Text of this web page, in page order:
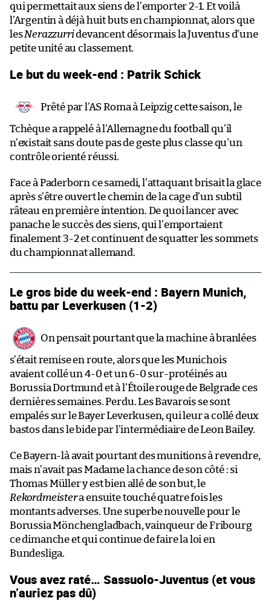
qui permettait aux siens de l’emporter 2-1. Et voilà
l’Argentin à déjà huit buts en championnat, alors que
lesNerazzurridevancent désormais la Juventus d’une
petite unité au classement.
Le but du week-end : Patrik Schick
Prêté par l’AS Roma à Leipzig cette saison, le
Tchèque a rappelé à l’Allemagne du football qu’il
n’existait sans doute pas de geste plus classe qu’un
contrôle orienté réussi.
Face à Paderborn ce samedi, l’attaquant brisait la glace
après s’être ouvert le chemin de la cage d’un subtil
râteau en première intention. De quoi lancer avec
panache le succès des siens, qui l’emportaient
finalement 3-2 et continuent de squatter les sommets
du championnat allemand.
Le gros bide du week-end : Bayern Munich,
battu par Leverkusen (1-2)
On pensait pourtant que la machine à branlées
s’était remise en route, alors que les Munichois
avaient collé un 4-0 et un 6-0 sur-protéinés au
Borussia Dortmund et à l’Étoile rouge de Belgrade ces
dernières semaines. Perdu. Les Bavarois se sont
empalés sur le Bayer Leverkusen, qui leur a collé deux
bastos dans le bide par l’intermédiaire de Leon Bailey.
Ce Bayern-là avait pourtant des munitions à revendre,
mais n’avait pas Madame la chance de son côté : si
Thomas Müller y est bien allé de son but, le
Rekordmeistera ensuite touché quatre fois les
montants adverses. Une superbe nouvelle pour le
Borussia Mönchengladbach, vainqueur de Fribourg
ce dimanche et qui continue de faire la loi en
Bundesliga.
Vous avez raté… Sassuolo-Juventus (et vous
n’auriez pas dû)